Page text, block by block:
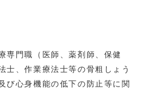
専門職（医師、薬剤師、保健
士、作業療法士等の骨粗しょう
び心身機能の低下の防止等に関